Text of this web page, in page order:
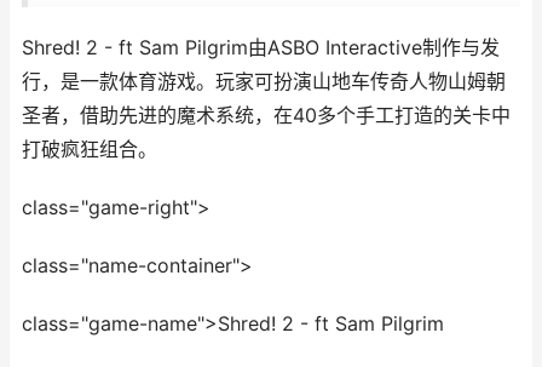
Shred! 2 - ft Sam Pilgrim由ASBO Interactive制作与发
行，是一款体育游戏。玩家可扮演山地车传奇人物山姆朝
圣者，借助先进的魔术系统，在40多个手工打造的关卡中
打破疯狂组合。
class="game-right">
class="name-container">
class="game-name">Shred! 2 - ft Sam Pilgrim